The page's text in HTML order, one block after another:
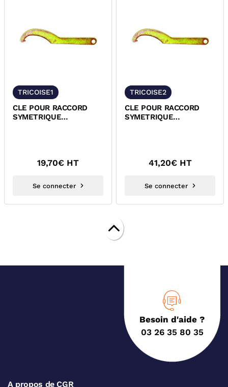
TRICOISE1
CLE POUR RACCORD
SYMETRIQUE
19,70€ HT
Se connecter
TRICOISE2
CLE POUR RACCORD
SYMETRIQUE
41,20€ HT
Se connecter
Besoin d'aide ?
03 26 35 80 35
A propos de CGR